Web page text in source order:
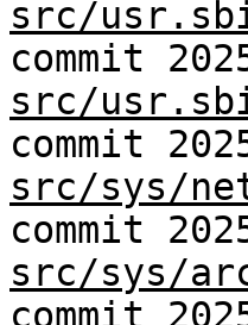
src/
commit
src/
commit
src/sys/
commit
src/sys/
commit